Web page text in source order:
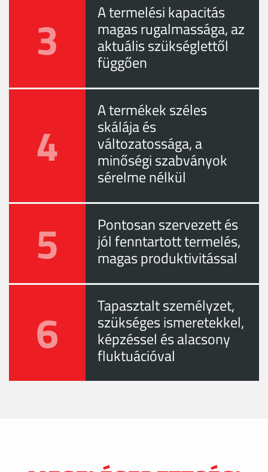
3 A termelési kapacitás
magas rugalmassága, az
aktuális szükséglettől
függően
4
A termékek széles
skálája és
változatossága, a
minőségi szabványok
sérelme nélkül
5 Pontosan szervezett és
jól fenntartott termelés,
magas produktivitással
6 Tapasztalt személyzet,
szükséges ismeretekkel,
képzéssel és alacsony
fluktuációval